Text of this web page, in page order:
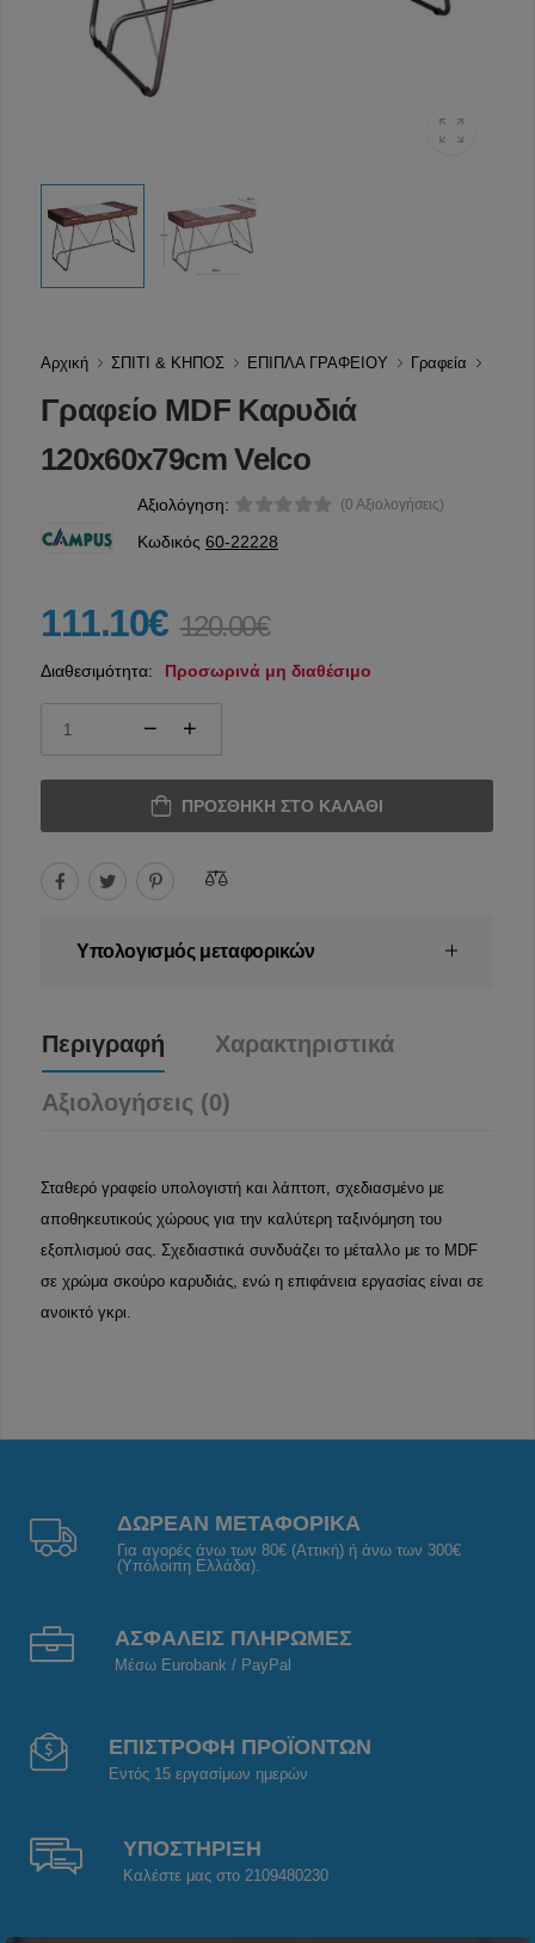
Αρχική ΣΠΙΤΙ & ΚΗΠΟΣ ΕΠΙΠΛΑ ΓΡΑΦΕΙΟΥ Γραφεία
Γραφείο MDF Καρυδιά
120x60x79cm Velco
Αξιολόγηση: (0 Αξιολογήσεις)
Κωδικός 60-22228
111.10€ 120.00€
Διαθεσιμότητα: Προσωρινά μη διαθέσιμο
ΠΡΟΣΘΉΚΗ ΣΤΟ ΚΑΛΆΘΙ
Υπολογισμός μεταφορικών
Περιγραφή Χαρακτηριστικά
Αξιολογήσεις (0)
Σταθερό γραφείο υπολογιστή και λάπτοπ, σχεδιασμένο με
αποθηκευτικούς χώρους για την καλύτερη ταξινόμηση του
εξοπλισμού σας. Σχεδιαστικά συνδυάζει το μέταλλο με το MDF
σε χρώμα σκούρο καρυδιάς, ενώ η επιφάνεια εργασίας είναι σε
ανοικτό γκρι.
ΔΩΡΕΑΝ ΜΕΤΑΦΟΡΙΚΑ
Για αγορές άνω των 80€ (Αττική) ή άνω των 300€
(Υπόλοιπη Ελλάδα).
ΑΣΦΑΛΕΙΣ ΠΛΗΡΩΜΕΣ
Μέσω Eurobank / PayPal
ΕΠΙΣΤΡΟΦΗ ΠΡΟΪΟΝΤΩΝ
Εντός 15 εργασίμων ημερών
ΥΠΟΣΤΗΡΙΞΗ
Καλέστε μας στο 2109480230